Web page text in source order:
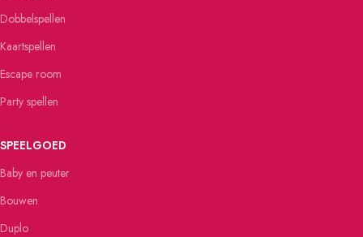
Dobbelspellen
Kaartspellen
Escape room
Party spellen
SPEELGOED
Baby en peuter
Bouwen
Duplo